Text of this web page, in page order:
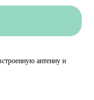
антенну и